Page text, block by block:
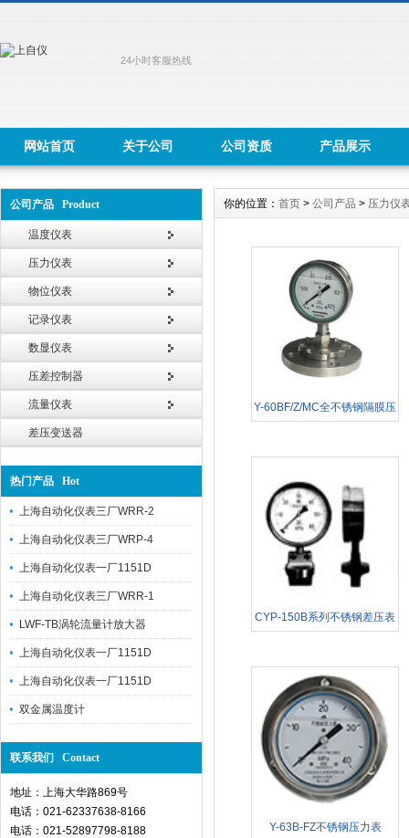
24小时客服热线
网站首页 关于公司 公司资质 产品展示
公司产品 Product
温度仪表
压力仪表
物位仪表
记录仪表
数显仪表
压差控制器
流量仪表
差压变送器
热门产品 Hot
上海自动化仪表三厂WRR-2
上海自动化仪表三厂WRP-4
上海自动化仪表一厂1151D
上海自动化仪表三厂WRR-1
LWF-TB涡轮流量计放大器
上海自动化仪表一厂1151D
上海自动化仪表一厂1151D
双金属温度计
联系我们 Contact
地址：上海大华路869号
电话：021-62337638-8166
电话：021-52897798-8188
你的位置： 首页 > 公司产品 > 压力仪
Y-60BF/Z/MC全不锈钢隔膜压
CYP-150B系列不锈钢差压表
Y-63B-FZ不锈钢压力表